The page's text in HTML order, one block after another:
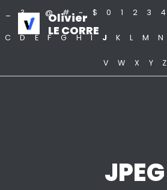
Olivier
LE CORRE
? . @ # ~ $ 0 1 2 3 4
C D E F G H I J K L M N
V W X Y Z
JPEG